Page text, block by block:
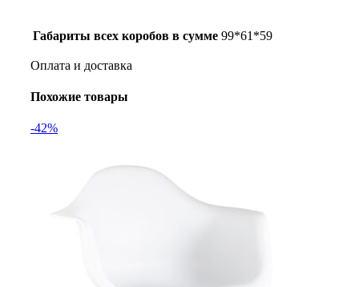
Габариты всех коробов в сумме 99*61*59
Оплата и доставка
Похожие товары
-42%